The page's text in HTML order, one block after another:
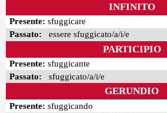
INFINITO
Presente: sfuggicare
Passato: essere sfuggicato/a/i/e
PARTICIPIO
Presente: sfuggicante
Passato: sfuggicato/a/i/e
GERUNDIO
Presente: sfuggicando